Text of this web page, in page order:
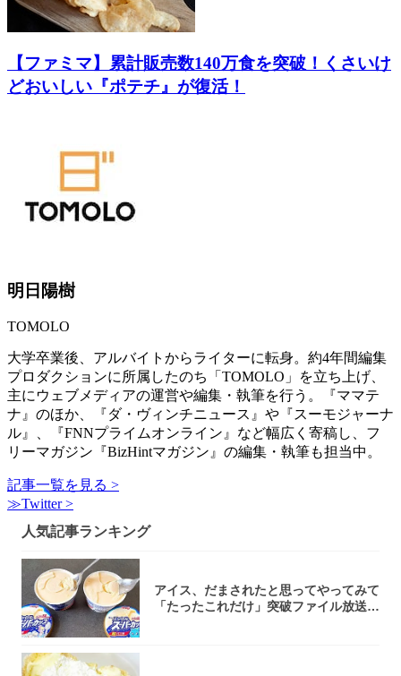
【ファミマ】累計販売数140万食を突破！くさいけ
どおいしい『ポテチ』が復活！
明日陽樹
TOMOLO
大学卒業後、アルバイトからライターに転身。約4年間編集
プロダクションに所属したのち「TOMOLO」を立ち上げ、
主にウェブメディアの運営や編集・執筆を行う。『ママテ
ナ』のほか、『ダ・ヴィンチニュース』や『スーモジャーナ
ル』、『FNNプライムオンライン』など幅広く寄稿し、フ
リーマガジン『BizHintマガジン』の編集・執筆も担当中。
記事一覧を見る >
≫Twitter >
人気記事ランキング
アイス、だまされたと思ってやってみて
「たったこれだけ」突破ファイル放送で